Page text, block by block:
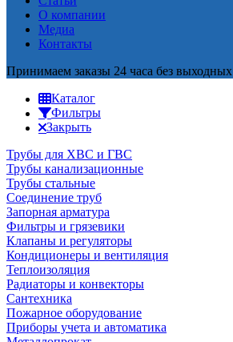
О компании
Медиа
Контакты
Принимаем заказы 24 часа без выходных
Каталог
Фильтры
Закрыть
Трубы для ХВС и ГВС
Трубы канализационные
Трубы стальные
Соединение труб
Запорная арматура
Фильтры и грязевики
Клапаны и регуляторы
Кондиционеры и вентиляция
Теплоизоляция
Радиаторы и конвекторы
Сантехника
Пожарное оборудование
Приборы учета и автоматика